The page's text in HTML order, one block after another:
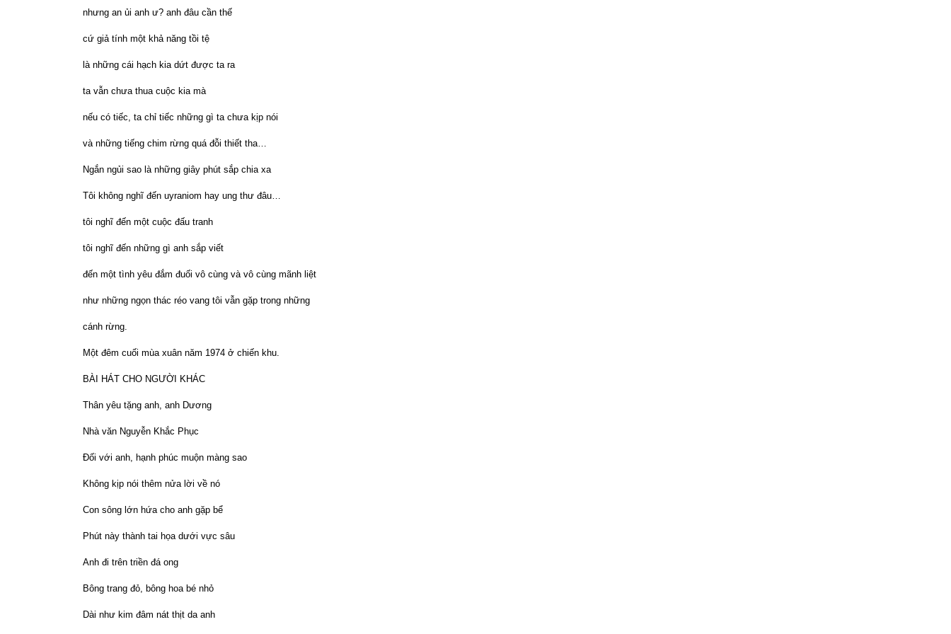
nhưng an ủi anh ư? anh đâu cần thế
cứ giả tính một khả năng tồi tệ
là những cái hạch kia dứt được ta ra
ta vẫn chưa thua cuộc kia mà
nếu có tiếc, ta chỉ tiếc những gì ta chưa kịp nói
và những tiếng chim rừng quá đỗi thiết tha…
Ngắn ngủi sao là những giây phút sắp chia xa
Tôi không nghĩ đến uyraniom hay ung thư đâu…
tôi nghĩ đến một cuộc đấu tranh
tôi nghĩ đến những gì anh sắp viết
đến một tình yêu đắm đuối vô cùng và vô cùng mãnh liệt
như những ngọn thác réo vang tôi vẫn gặp trong những
cánh rừng.
Một đêm cuối mùa xuân năm 1974 ở chiến khu.
BÀI HÁT CHO NGƯỜI KHÁC
Thân yêu tặng anh, anh Dương
Nhà văn Nguyễn Khắc Phục
Đối với anh, hạnh phúc muộn màng sao
Không kịp nói thêm nửa lời về nó
Con sông lớn hứa cho anh gặp bể
Phút này thành tai họa dưới vực sâu
Anh đi trên triền đá ong
Bông trang đỏ, bông hoa bé nhỏ
Dài như kim đâm nát thịt da anh